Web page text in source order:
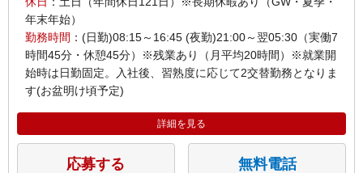
年末年始）
勤務時間 ：(日勤)08:15～16:45 (夜勤)21:00～翌05:30（実働7
時間45分・休憩45分）※残業あり（月平均20時間）※就業開
始時は日勤固定。入社後、習熟度に応じて2交替勤務となりま
す(お盆明け頃予定)
詳細を見る
応募する 無料電話